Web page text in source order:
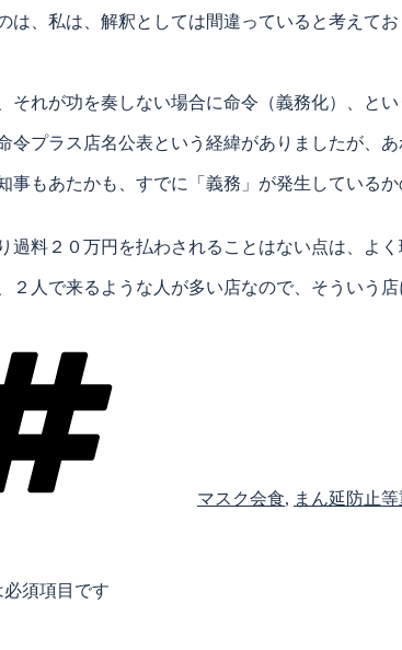
、私は、解釈としては間違っていると考えてお
れが功を奏しない場合に命令（義務化）、とい
プラス店名公表という経緯がありましたが、あ
もあたかも、すでに「義務」が発生している
料２０万円を払わされることはない点は、よく
人で来るような人が多い店なので、そういう
マスク会食, まん延防止
須項目です